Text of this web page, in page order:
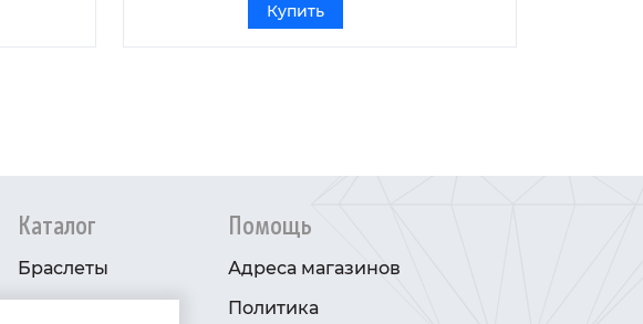
Купить
Каталог
Браслеты
Помощь
Адреса магазинов
Политика